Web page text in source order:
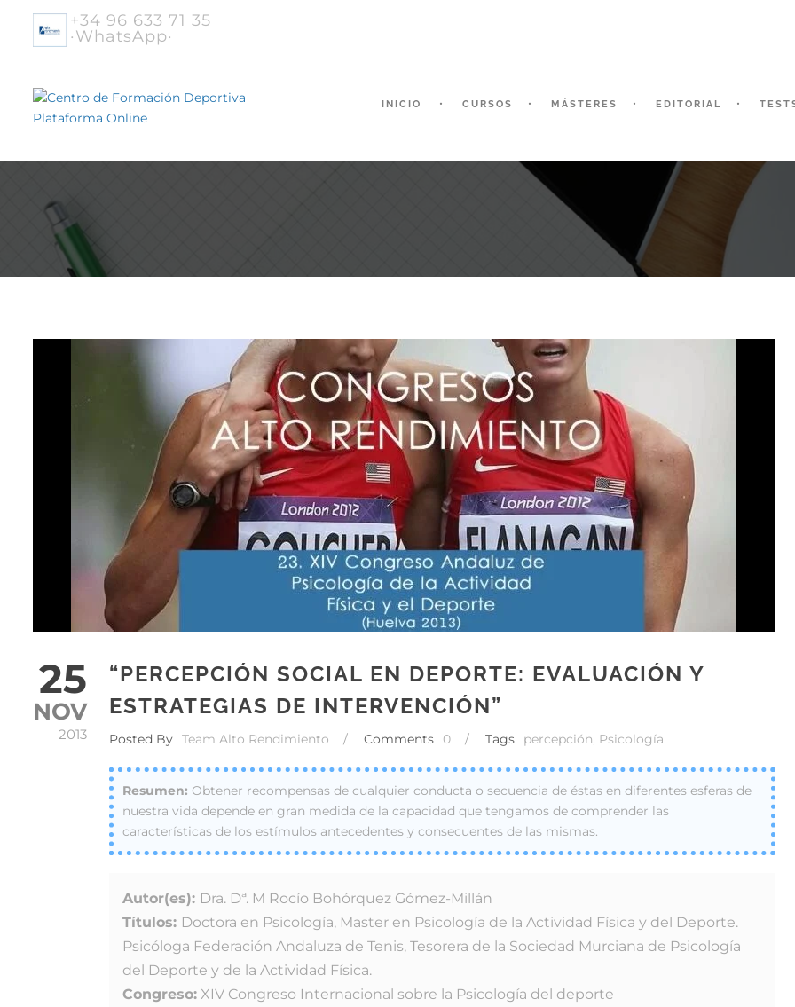
+34 96 633 71 35
·WhatsApp·
INICIO CURSOS MÁSTERES EDITORIAL
25
NOV
2013
“PERCEPCIÓN SOCIAL EN DEPORTE: EVALUACIÓN Y
ESTRATEGIAS DE INTERVENCIÓN”
Posted By Team Alto Rendimiento / Comments 0 / Tags percepción, Psicología
Obtener recompensas de cualquier conducta o secuencia de éstas en diferentes esferas de
nuestra vida depende en gran medida de la capacidad que tengamos de comprender las
características de los estímulos antecedentes y consecuentes de las mismas.
Autor(es): Dra. Dª. M Rocío Bohórquez Gómez-Millán
Títulos: Doctora en Psicología, Master en Psicología de la Actividad Física y del Deporte.
Psicóloga Federación Andaluza de Tenis, Tesorera de la Sociedad Murciana de Psicología
del Deporte y de la Actividad Física.
Congreso: XIV Congreso Internacional sobre la Psicología del deporte